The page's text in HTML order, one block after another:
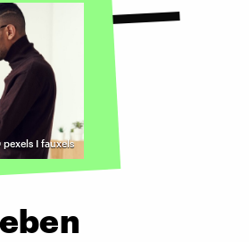
pexels I fauxels